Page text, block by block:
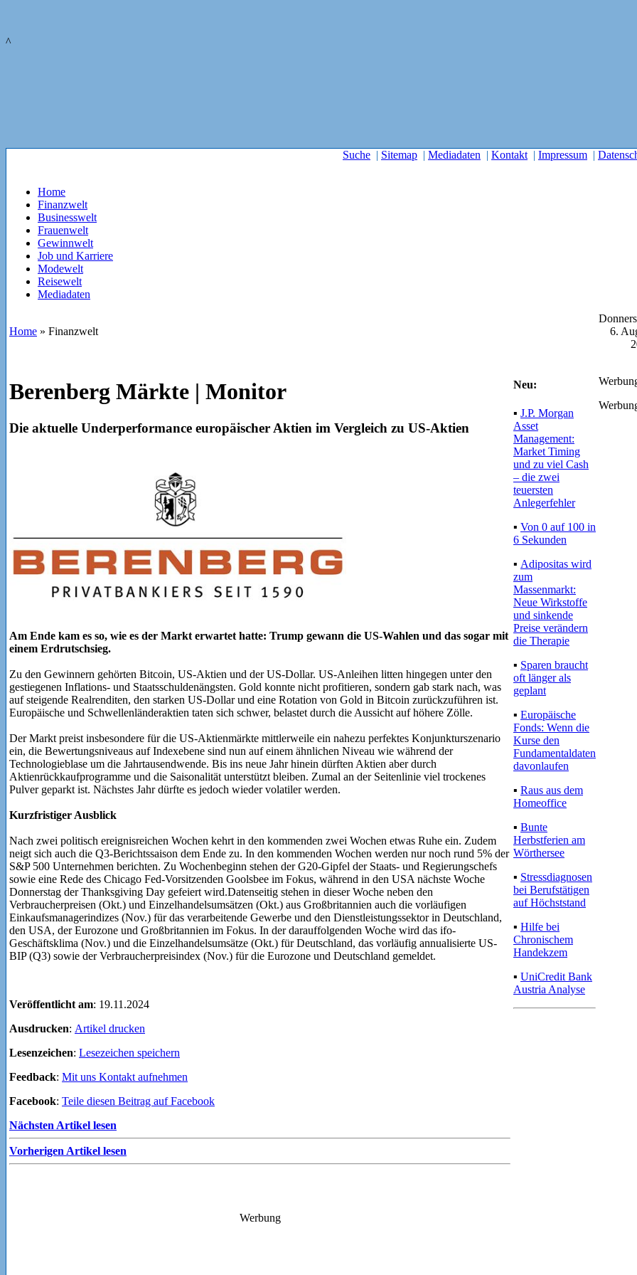
^
Suche | Sitemap | Mediadaten | Kontakt | Impressum |
Home
Finanzwelt
Businesswelt
Frauenwelt
Gewinnwelt
Job und Karriere
Modewelt
Reisewelt
Mediadaten
Home » Finanzwelt
6.
Berenberg Märkte | Monitor
Die aktuelle Underperformance europäischer Aktien im Vergleich zu US-Aktien
Am Ende kam es so, wie es der Markt erwartet hatte: Trump gewann die US-Wahlen und das sogar mit
einem Erdrutschsieg.
Zu den Gewinnern gehörten Bitcoin, US-Aktien und der US-Dollar. US-Anleihen litten hingegen unter den
gestiegenen Inflations- und Staatsschuldenängsten. Gold konnte nicht profitieren, sondern gab stark nach, was
auf steigende Realrenditen, den starken US-Dollar und eine Rotation von Gold in Bitcoin zurückzuführen ist.
Europäische und Schwellenländeraktien taten sich schwer, belastet durch die Aussicht auf höhere Zölle.
Der Markt preist insbesondere für die US-Aktienmärkte mittlerweile ein nahezu perfektes Konjunkturszenario
ein, die Bewertungsniveaus auf Indexebene sind nun auf einem ähnlichen Niveau wie während der
Technologieblase um die Jahrtausendwende. Bis ins neue Jahr hinein dürften Aktien aber durch
Aktienrückkaufprogramme und die Saisonalität unterstützt bleiben. Zumal an der Seitenlinie viel trockenes
Pulver geparkt ist. Nächstes Jahr dürfte es jedoch wieder volatiler werden.
Kurzfristiger Ausblick
Nach zwei politisch ereignisreichen Wochen kehrt in den kommenden zwei Wochen etwas Ruhe ein. Zudem
neigt sich auch die Q3-Berichtssaison dem Ende zu. In den kommenden Wochen werden nur noch rund 5% der
S&P 500 Unternehmen berichten. Zu Wochenbeginn stehen der G20-Gipfel der Staats- und Regierungschefs
sowie eine Rede des Chicago Fed-Vorsitzenden Goolsbee im Fokus, während in den USA nächste Woche
Donnerstag der Thanksgiving Day gefeiert wird.Datenseitig stehen in dieser Woche neben den
Verbraucherpreisen (Okt.) und Einzelhandelsumsätzen (Okt.) aus Großbritannien auch die vorläufigen
Einkaufsmanagerindizes (Nov.) für das verarbeitende Gewerbe und den Dienstleistungssektor in Deutschland,
den USA, der Eurozone und Großbritannien im Fokus. In der darauffolgenden Woche wird das ifo-
Geschäftsklima (Nov.) und die Einzelhandelsumsätze (Okt.) für Deutschland, das vorläufig annualisierte US-
BIP (Q3) sowie der Verbraucherpreisindex (Nov.) für die Eurozone und Deutschland gemeldet.
Veröffentlicht am: 19.11.2024
Ausdrucken: Artikel drucken
Lesenzeichen: Lesezeichen speichern
Feedback: Mit uns Kontakt aufnehmen
Facebook: Teile diesen Beitrag auf Facebook
Nächsten Artikel lesen
Vorherigen Artikel lesen
Neu:
▪ J.P. Morgan
Asset
Management:
Market Timing
und zu viel Cash
– die zwei
teuersten
Anlegerfehler
▪ Von 0 auf 100 in
6 Sekunden
▪ Adipositas wird
zum
Massenmarkt:
Neue Wirkstoffe
und sinkende
Preise verändern
die Therapie
▪ Sparen braucht
oft länger als
geplant
▪ Europäische
Fonds: Wenn die
Kurse den
Fundamentaldaten
davonlaufen
▪ Raus aus dem
Homeoffice
▪ Bunte
Herbstferien am
Wörthersee
▪ Stressdiagnosen
bei Berufstätigen
auf Höchststand
▪ Hilfe bei
Chronischem
Handekzem
▪ UniCredit Bank
Austria Analyse
Werbung